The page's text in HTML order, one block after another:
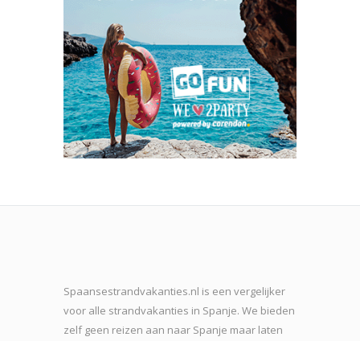
Spaansestrandvakanties.nl is een vergelijker
voor alle strandvakanties in Spanje. We bieden
zelf geen reizen aan naar Spanje maar laten